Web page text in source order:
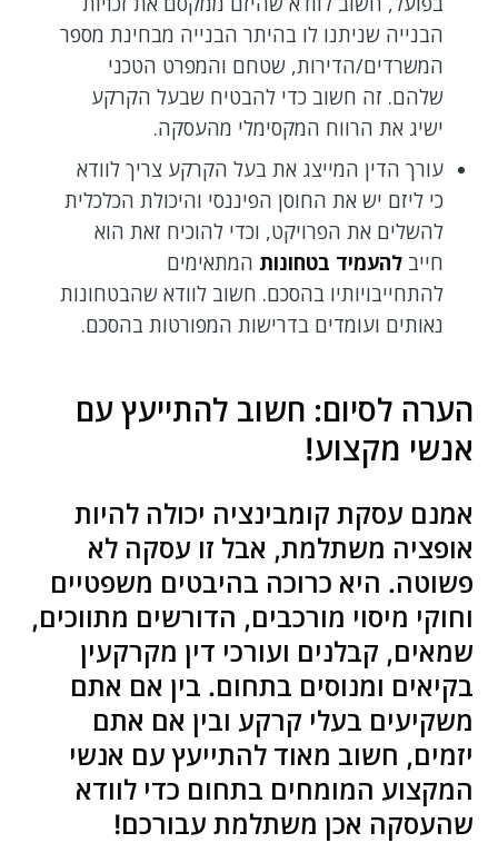
הבנייה שניתנו לו בהיתר הבנייה מבחינת מספר
המשרדים/הדירות, שטחם והמפרט הטכני
שלהם. זה חשוב כדי להבטיח שבעל הקרקע
ישיג את הרווח המקסימלי מהעסקה.
עורך הדין המייצג את בעל הקרקע צריך לוודא
כי ליזם יש את החוסן הפיננסי והיכולת הכלכלית
להשלים את הפרויקט, וכדי להוכיח זאת הוא
חייבלהעמיד בטחונות המתאימים
להתחייבויותיו בהסכם. חשוב לוודא שהבטחונות
נאותים ועומדים בדרישות המפורטות בהסכם.
הערה לסיום: חשוב להתייעץ עם
אנשי מקצוע!
אמנם עסקת קומבינציה יכולה להיות
אופציה משתלמת, אבל זו עסקה לא
פשוטה. היא כרוכה בהיבטים משפטיים
וחוקי מיסוי מורכבים, הדורשים מתווכים,
שמאים, קבלנים ועורכי דין מקרקעין
בקיאים ומנוסים בתחום. בין אם אתם
משקיעים בעלי קרקע ובין אם אתם
יזמים, חשוב מאוד להתייעץ עם אנשי
המקצוע המומחים בתחום כדי לוודא
שהעסקה אכן משתלמת עבורכם!